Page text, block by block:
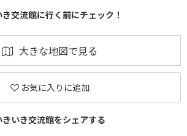
き交流館に行く前にチェック！
大きな地図で見る
お気に入りに追加
きいき交流館をシェアする